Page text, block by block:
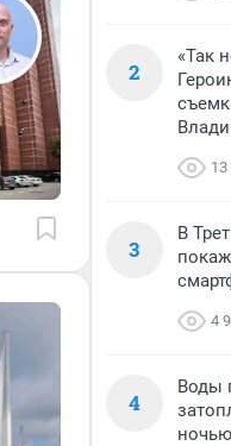
2
«Так
13
3
В
4
4
Воды